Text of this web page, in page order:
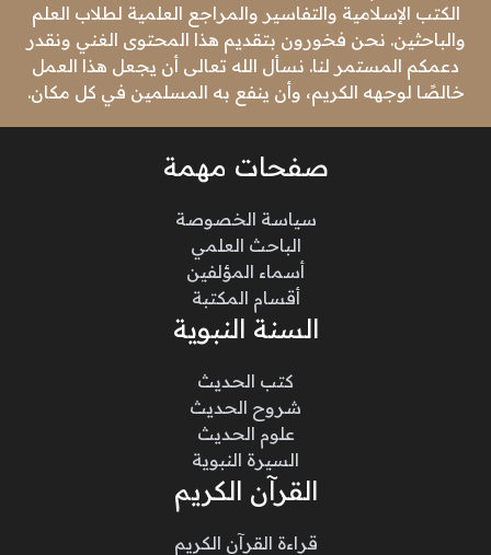
الكتب الإسلامية والتفاسير والمراجع العلمية لطلاب العلم
والباحثين. نحن فخورون بتقديم هذا المحتوى الغني ونقدر
دعمكم المستمر لنا. نسأل الله تعالى أن يجعل هذا العمل
خالصًا لوجهه الكريم، وأن ينفع به المسلمين في كل مكان.
صفحات مهمة
سياسة الخصوصة
الباحث العلمي
أسماء المؤلفين
أقسام المكتبة
السنة النبوية
كتب الحديث
شروح الحديث
علوم الحديث
السيرة النبوية
القرآن الكريم
قراءة القرآن الكريم